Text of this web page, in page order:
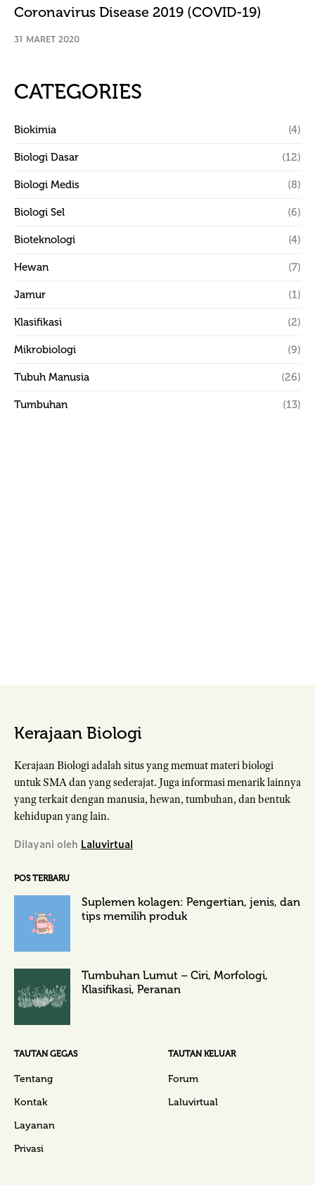
Coronavirus Disease 2019 (COVID-19)
31 MARET 2020
CATEGORIES
Biokimia (4)
Biologi Dasar (12)
Biologi Medis (8)
Biologi Sel (6)
Bioteknologi (4)
Hewan (7)
Jamur (1)
Klasifikasi (2)
Mikrobiologi (9)
Tubuh Manusia (26)
Tumbuhan (13)
Kerajaan Biologi
Kerajaan Biologi adalah situs yang memuat materi biologi
untuk SMA dan yang sederajat. Juga informasi menarik lainnya
yang terkait dengan manusia, hewan, tumbuhan, dan bentuk
kehidupan yang lain.
Dilayani oleh Laluvirtual
POS TERBARU
Suplemen kolagen: Pengertian, jenis, dan
tips memilih produk
Tumbuhan Lumut – Ciri, Morfologi,
Klasifikasi, Peranan
TAUTAN GEGAS
Tentang
Kontak
Layanan
Privasi
TAUTAN KELUAR
Forum
Laluvirtual